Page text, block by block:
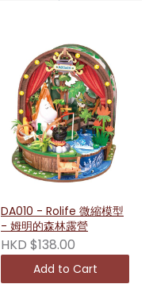
DA010 - Rolife 微縮模型
- 姆明的森林露營
HKD $138.00
Add to Cart